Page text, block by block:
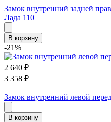
Замок внутренний задней
Лада 110
В корзину
-21%
2 640 ₽
3 358 ₽
Замок внутренний левой
В корзину